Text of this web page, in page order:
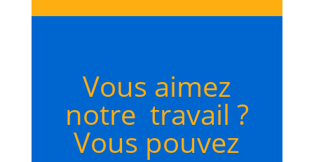
Vous aimez
notre travail ?
Vous pouvez